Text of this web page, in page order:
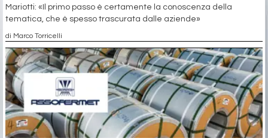
Mariotti: «Il primo passo è certamente la conoscenza della
tematica, che è spesso trascurata dalle aziende»
di Marco Torricelli